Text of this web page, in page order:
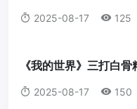
神2：重制版》符文之
指南
2025-08-17 125
《我的世界》三打白
来袭：天赋点系统全解
于你的最强冒险者！
2025-08-17 150